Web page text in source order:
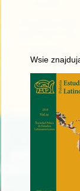
Wsie